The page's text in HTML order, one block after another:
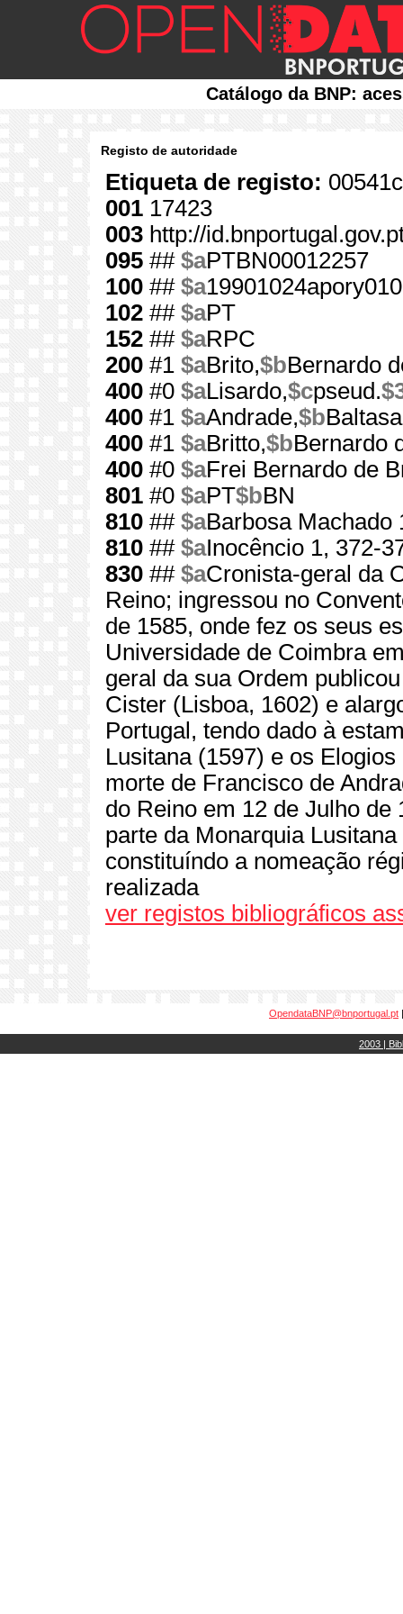
Catálogo da BNP:
Registo de autoridade
Etiqueta de registo:
001 17423
003 http://
095 ## $aPTBN00012257
100 ## $a
102 ## $aPT
152 ## $aRPC
200 #1 $aBrito,$bBernardo
400 #0 $aLisardo,$cpseud.
400 #1 $aAndrade,$b
400 #1 $aBritto,$bBernardo
400 #0 $aFrei Bernardo de
801 #0 $aPT$bBN
810 ## $aBarbosa Machado
810 ## $aInocêncio 1, 372-
830 ## $aCronista-geral da
Reino; ingressou no
de 1585, onde fez os seus
Universidade de Coimbra
geral da sua Ordem
Cister (Lisboa, 1602) e
Portugal, tendo dado à
Lusitana (1597) e os
morte de Francisco de
do Reino em 12 de Julho de
parte da Monarquia
constituíndo a nomeação
realizada
ver registos bibliográficos
OpendataBNP@bnportugal.pt
2003 |